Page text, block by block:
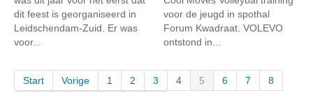
dit feest is georganiseerd in
Leidschendam-Zuid. Er was
voor...
voor de jeugd in spothal
Forum Kwadraat. VOLEVO
ontstond in...
Start Vorige 1 2 3 4 5 6 7
8